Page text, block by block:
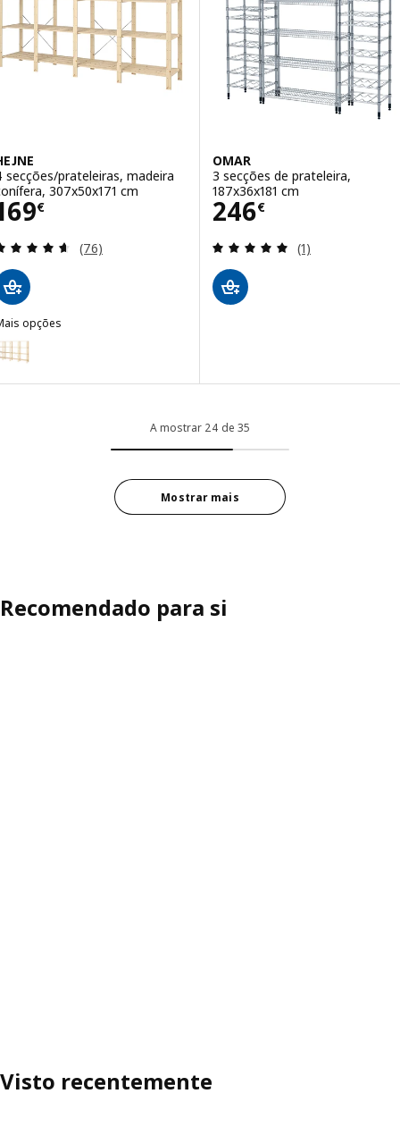
secções/prateleiras, madeira
307x50x171 cm
€ 169€
Avaliação: 4.6 fora de 5 estrelas. Total de
(76)
opções
HEJNE, 4 secções/prateleiras, madeira conífera, 307x31x171
OMAR
3 secções de prateleira,
187x36x181 cm
246€
Preço 246€
Avaliação: 5
(1)
A mostrar 24 de 35
Mostrar mais
Recomendado para si
Visto recentemente